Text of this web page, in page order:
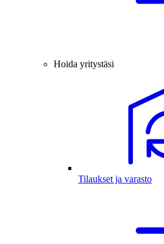
Hoida yritystäsi
Tilaukset ja varasto